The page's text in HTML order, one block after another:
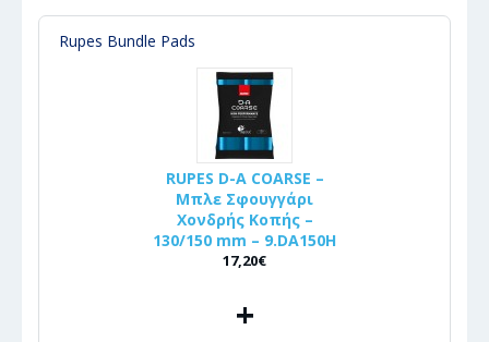
Rupes Bundle Pads
RUPES D-A COARSE –
Μπλε Σφουγγάρι
Χονδρής Κοπής –
130/150 mm – 9.DA150H
17,20€
+